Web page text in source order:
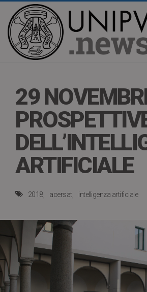
29
ARTIFICIALE
2018 acersat intelligenza artificiale